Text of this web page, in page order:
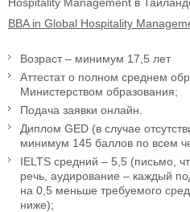
BBA in Global Hospitality
Возраст – минимум 17,5 лет
Аттестат о полном среднем
Министерством образования;
Подача заявки онлайн.
Диплом GED (в случае
минимум 145 баллов по всем
IELTS средний – 5,5 (письмо,
речь, аудирование – каждый
на 0,5 меньше требуемого
ниже);